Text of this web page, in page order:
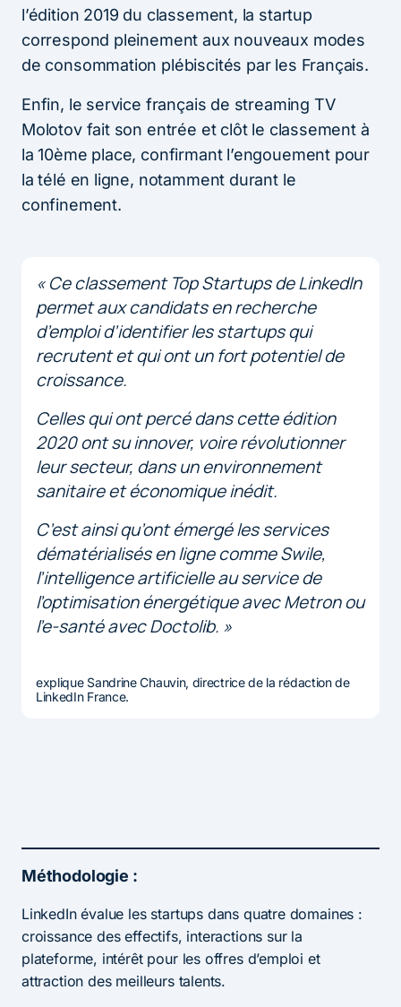
l’édition 2019 du classement, la startup
correspond pleinement aux nouveaux modes
de consommation plébiscités par les Français.
Enfin, le service français de streaming TV
Molotov fait son entrée et clôt le classement à
la 10ème place, confirmant l’engouement pour
la télé en ligne, notamment durant le
confinement.
« Ce classement Top Startups de LinkedIn
permet aux candidats en recherche
d’emploi d’identifier les startups qui
recrutent et qui ont un fort potentiel de
croissance.
Celles qui ont percé dans cette édition
2020 ont su innover, voire révolutionner
leur secteur, dans un environnement
sanitaire et économique inédit.
C’est ainsi qu’ont émergé les services
dématérialisés en ligne comme Swile,
l’intelligence artificielle au service de
l’optimisation énergétique avec Metron ou
l’e-santé avec Doctolib. »
explique Sandrine Chauvin, directrice de la rédaction de
LinkedIn France.
Méthodologie :
LinkedIn évalue les startups dans quatre domaines :
croissance des effectifs, interactions sur la
plateforme, intérêt pour les offres d’emploi et
attraction des meilleurs talents.